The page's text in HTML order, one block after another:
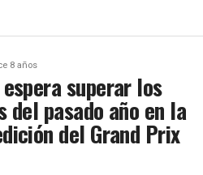
8 años
superar los
del pasado año en la
del Grand Prix